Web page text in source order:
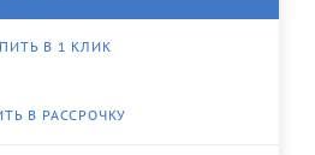
В 1 КЛИК
В РАССРОЧКУ